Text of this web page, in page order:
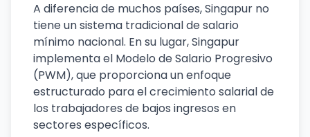
A diferencia de muchos países, Singapur no
tiene un sistema tradicional de salario
mínimo nacional. En su lugar, Singapur
implementa el Modelo de Salario Progresivo
(PWM), que proporciona un enfoque
estructurado para el crecimiento salarial de
los trabajadores de bajos ingresos en
sectores específicos.